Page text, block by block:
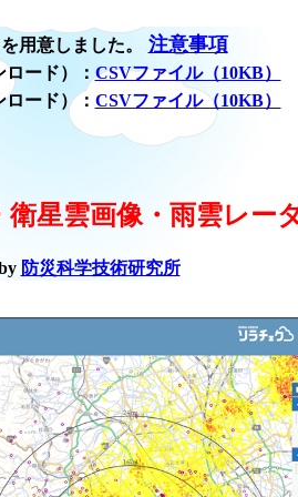
用意しました。 注意事項
ード）： CSVファイル（10KB）
ード）： CSVファイル（10KB）
星雲画像・雨雲レー
防災科学技術研究所